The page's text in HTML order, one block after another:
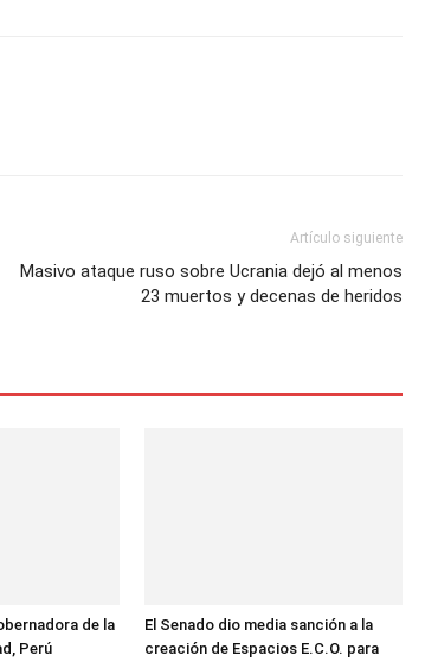
Artículo siguiente
Masivo ataque ruso sobre Ucrania dejó al menos
23 muertos y decenas de heridos
de la
Perú
El Senado dio media sanción a la
creación de Espacios E.C.O. para